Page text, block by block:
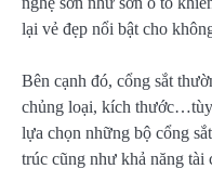
lại vẻ đẹp nổi bật cho
Bên cạnh đó, cổng sắt
chủng loại, kích thước…tùy
lựa chọn những bộ cổng
trúc cũng như khả năng tài